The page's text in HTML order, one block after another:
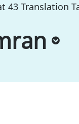
43 Translation